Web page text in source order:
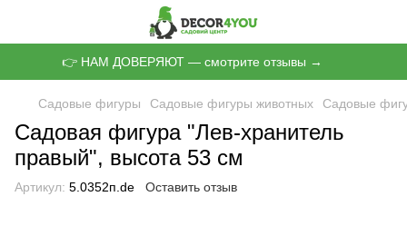
👉 НАМ ДОВЕРЯЮТ — смотрите отзывы →
Садовые фигуры Садовые фигуры животных Садовые
Садовая фигура "Лев-хранитель
правый", высота 53 см
Артикул: 5.0352п.de Оставить отзыв